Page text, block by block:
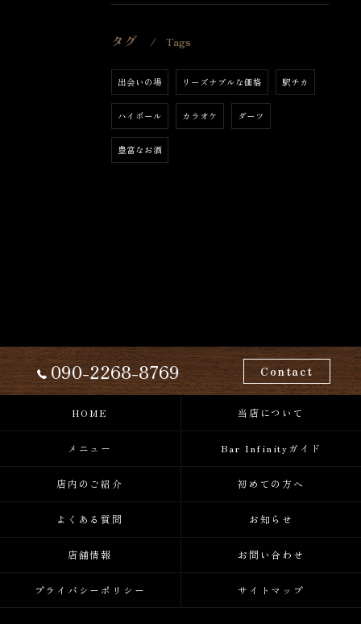
タグ Tags
出会いの場 リーズナブルな価格 駅チカ
ハイボール カラオケ ダーツ
豊富なお酒
090-2268-8769 Contact
HOME 当店について
メニュー Bar Infinityガイド
店内のご紹介 初めての方へ
よくある質問 お知らせ
店舗情報 お問い合わせ
プライバシーポリシー サイトマップ